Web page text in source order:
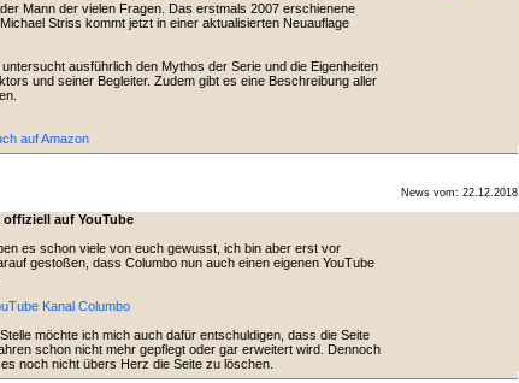
Mann der vielen Fragen. Das erstmals 2007 erschienene
Striss kommt jetzt in einer aktualisierten Neuauflage
ausführlich den Mythos der Serie und die Eigenheiten
und seiner Begleiter. Zudem gibt es eine Beschreibung aller
auf Amazon
News vom: 22.12.2018
auf YouTube
es schon viele von euch gewusst, ich bin aber erst vor
gestoßen, dass Columbo nun auch einen eigenen YouTube
Kanal Columbo
möchte ich mich auch dafür entschuldigen, dass die Seite
schon nicht mehr gepflegt oder gar erweitert wird. Dennoch
noch nicht übers Herz die Seite zu löschen.